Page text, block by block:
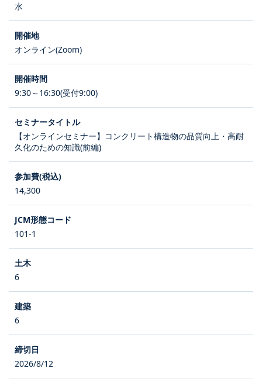
水
オンライン(Zoom)
9:30～16:30(受付9:00)
【オンラインセミナー】コンクリート構造物の品質向上・高耐
久化のための知識(前編)
14,300
101-1
6
6
2026/8/12